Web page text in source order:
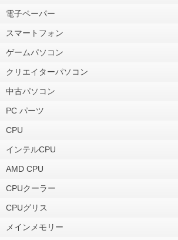
電子ペーパー
スマートフォン
ゲームパソコン
クリエイターパソコン
中古パソコン
PC パーツ
CPU
インテルCPU
AMD CPU
CPUクーラー
CPUグリス
メインメモリー